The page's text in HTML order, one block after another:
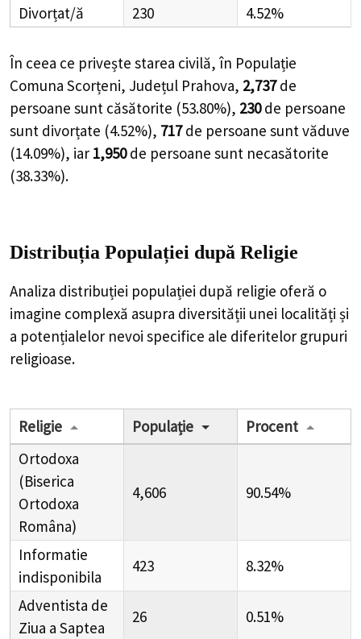
Divorțat/ă
230 4.52%
În ceea ce privește starea civilă, în Populație
Comuna Scorțeni, Județul Prahova, 2,737 de
persoane sunt căsătorite (53.80%), 230 de persoane
sunt divorțate (4.52%), 717 de persoane sunt văduve
(14.09%), iar 1,950 de persoane sunt necasătorite
(38.33%).
Distribuția Populației după Religie
Analiza distribuției populației după religie oferă o
imagine complexă asupra diversității unei localități și
a potențialelor nevoi specifice ale diferitelor grupuri
religioase.
Religie Populație
Procent
Ortodoxa
(Biserica
Ortodoxa
Româna)
4,606 90.54%
Informatie
indisponibila
423 8.32%
Adventista de
Ziua a Saptea
26 0.51%